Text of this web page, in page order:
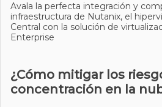
Avala la perfecta integración y
infraestructura de Nutanix, el
Central con la solución de
Enterprise
¿Cómo mitigar los
concentración en la